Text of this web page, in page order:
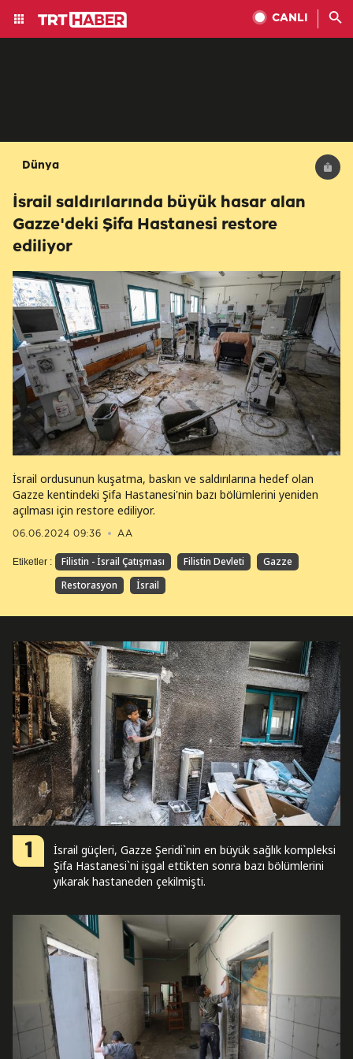
CANLI
Dünya
İsrail saldırılarında büyük hasar alan
Gazze'deki Şifa Hastanesi restore
ediliyor
06.06.2024 09:36 AA
İsrail ordusunun kuşatma, baskın ve saldırılarına hedef olan
Gazze kentindeki Şifa Hastanesi'nin bazı bölümlerini yeniden
açılması için restore ediliyor.
Etiketler : Filistin - İsrail Çatışması Filistin Devleti
Gazze
Restorasyon
İsrail
1
İsrail güçleri, Gazze Şeridi`nin en büyük sağlık kompleksi
Şifa Hastanesi`ni işgal ettikten sonra bazı bölümlerini
yıkarak hastaneden çekilmişti.